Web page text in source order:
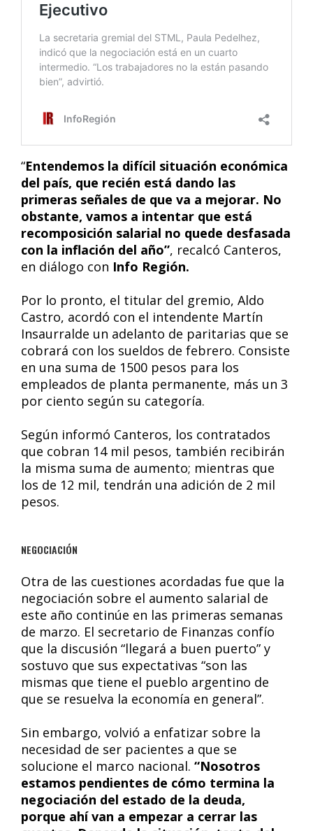
“Entendemos la difícil situación económica
del país, que recién está dando las
primeras señales de que va a mejorar. No
obstante, vamos a intentar que está
recomposición salarial no quede desfasada
con la inflación del año”, recalcó Canteros,
en diálogo con Info Región.
Por lo pronto, el titular del gremio, Aldo
Castro, acordó con el intendente Martín
Insaurralde un adelanto de paritarias que se
cobrará con los sueldos de febrero. Consiste
en una suma de 1500 pesos para los
empleados de planta permanente, más un 3
por ciento según su categoría.
Según informó Canteros, los contratados
que cobran 14 mil pesos, también recibirán
la misma suma de aumento; mientras que
los de 12 mil, tendrán una adición de 2 mil
pesos.
NEGOCIACIÓN
Otra de las cuestiones acordadas fue que la
negociación sobre el aumento salarial de
este año continúe en las primeras semanas
de marzo. El secretario de Finanzas confío
que la discusión “llegará a buen puerto” y
sostuvo que sus expectativas “son las
mismas que tiene el pueblo argentino de
que se resuelva la economía en general”.
Sin embargo, volvió a enfatizar sobre la
necesidad de ser pacientes a que se
solucione el marco nacional. “Nosotros
estamos pendientes de cómo termina la
negociación del estado de la deuda,
porque ahí van a empezar a cerrar las